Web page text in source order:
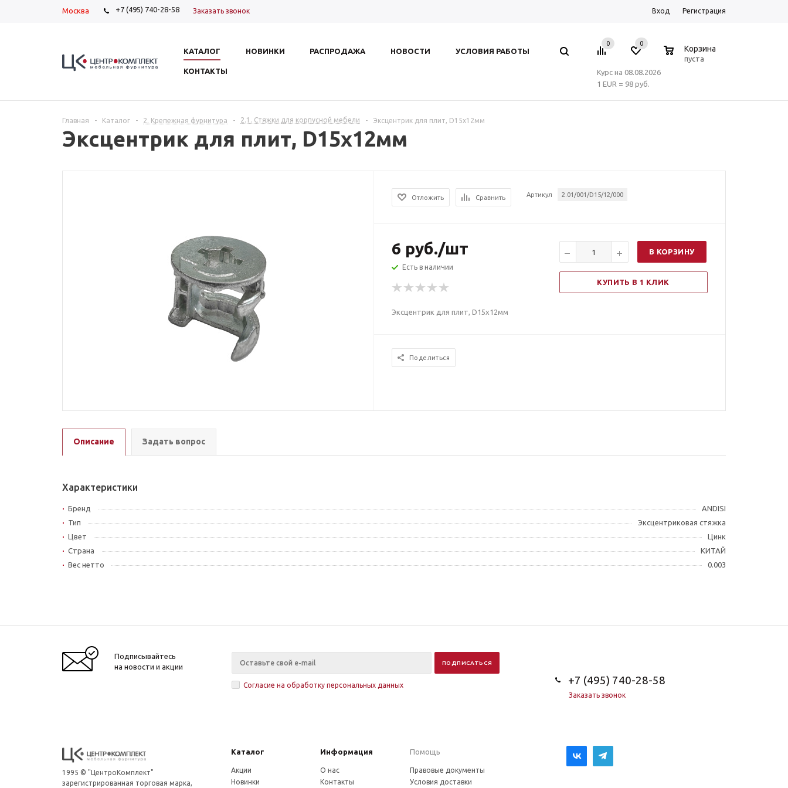
Москва +7 (495) 740-28-58 Заказать звонок Вход Регистрация
КАТАЛОГ НОВИНКИ РАСПРОДАЖА НОВОСТИ УСЛОВИЯ РАБОТЫ
КОНТАКТЫ
0 0
Корзина
пуста
Курс на 08.08.2026
1 EUR = 98 руб.
Главная - Каталог - 2. Крепежная фурнитура - 2.1. Стяжки для корпусной мебели - Эксцентрик для плит, D15х12мм
Эксцентрик для плит, D15х12мм
Отложить Сравнить Артикул 2.01/001/D15/12/000
6 руб./шт
Есть в наличии
В КОРЗИНУ
КУПИТЬ В 1 КЛИК
Эксцентрик для плит, D15х12мм
Поделиться
Описание Задать вопрос
Характеристики
Бренд
ANDISI
Тип
Эксцентриковая стяжка
Цвет
Цинк
Страна
КИТАЙ
Вес нетто
0.003
Подписывайтесь
на новости и акции
Согласие на обработку персональных данных +7 (495) 740-28-58
Заказать звонок
1995 © "ЦентроКомплект"
зарегистрированная торговая марка,
Каталог Информация Помощь
Акции
Новинки
О нас
Контакты
Правовые документы
Условия доставки